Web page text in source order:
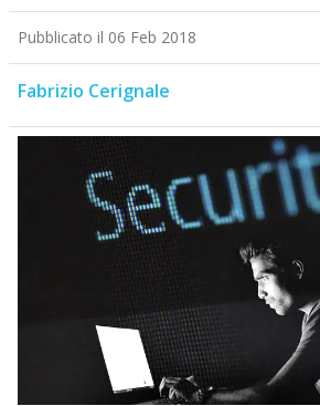
Pubblicato il 06 Feb 2018
Fabrizio Cerignale